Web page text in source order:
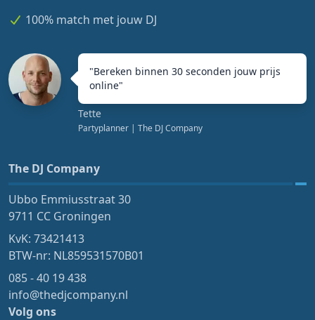
100% match met jouw DJ
"Bereken binnen 30 seconden jouw prijs
online"
Tette
Partyplanner | The DJ Company
The DJ Company
Ubbo Emmiusstraat 30
9711 CC Groningen
KvK: 73421413
BTW-nr: NL859531570B01
085 - 40 19 438
info@thedjcompany.nl
Volg ons